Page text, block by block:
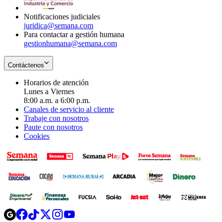
Notificaciones judiciales
juridica@semana.com
Para contactar a gestión humana
gestionhumana@semana.com
Contáctenos
Horarios de atención
Lunes a Viernes
8:00 a.m. a 6:00 p.m.
Canales de servicio al cliente
Trabaje con nosotros
Paute con nosotros
Cookies
OpensOpensOpensOpens